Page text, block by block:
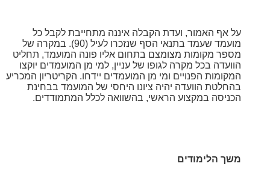
על אף האמור, ועדת הקבלה איננה מתחייבת לקבל כל
מועמד שעמד בתנאי הסף שנזכרו לעיל (90). במקרה של
מספר מקומות מצומצם בתחום אליו פונה המועמד, תחליט
הוועדה בכל מקרה לגופו של עניין, למי מן המועמדים יוקצו
המקומות הפנויים ומי מן המועמדים יידחו. הקריטריון המכריע
בהחלטת הוועדה יהיה ציונו היחסי של המועמד בבחינת
הכניסה במקצוע הראשי, בהשוואה לכלל המתמודדים.
משך הלימודים